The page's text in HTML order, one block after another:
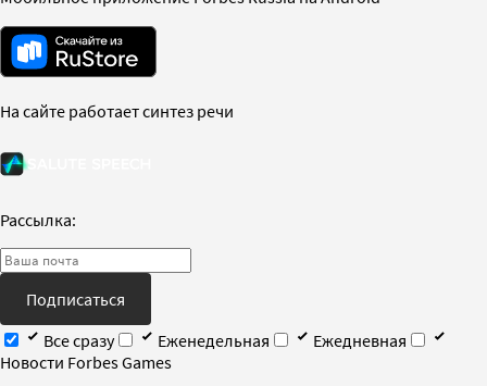
На сайте работает синтез речи
Рассылка:
Подписаться
Все сразу
Еженедельная
Ежедневная
Новости Forbes Games